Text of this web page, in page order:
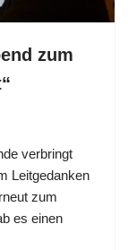
zum
verbringt
Leitgedanken
zum
es einen